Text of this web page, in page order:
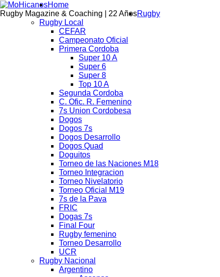
Rugby Magazine & Coaching | 22 Años
Home
Rugby
Rugby Local
CEFAR
Campeonato Oficial
Primera Cordoba
Super 10 A
Super 6
Super 8
Top 10 A
Segunda Cordoba
C. Ofic. R. Femenino
7s Union Cordobesa
Dogos
Dogos 7s
Dogos Desarrollo
Dogos Quad
Doguitos
Torneo de las Naciones M18
Torneo Integracion
Torneo Nivelatorio
Torneo Oficial M19
7s de la Pava
FRIC
Dogas 7s
Final Four
Rugby femenino
Torneo Desarrollo
UCR
Rugby Nacional
Argentino